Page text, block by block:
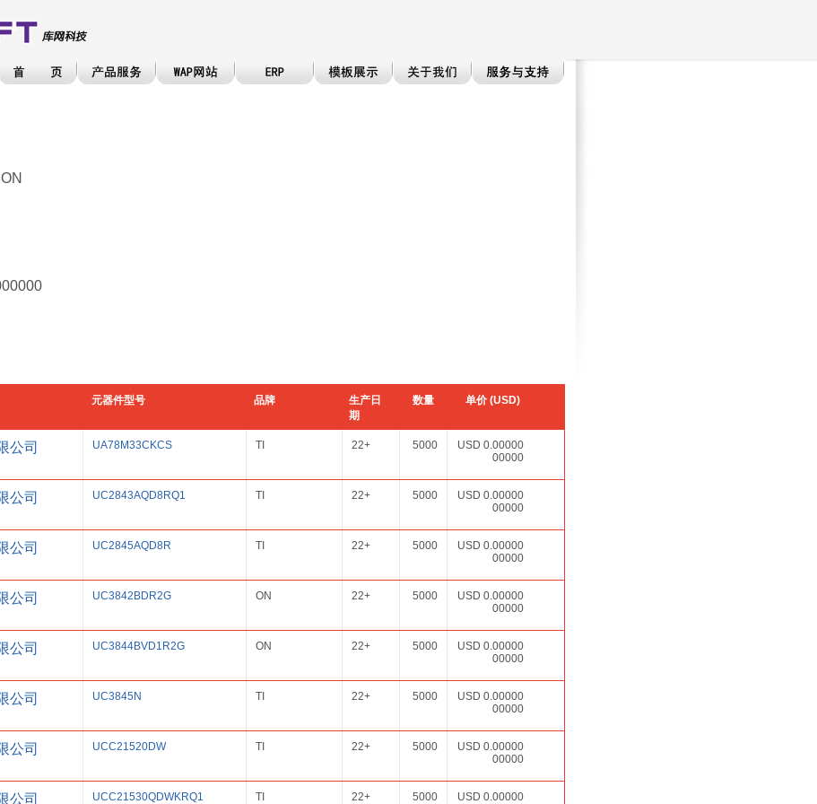
元器件型号 品牌
生产日
期
数量 单价 (USD)
公司 UA78M33CKCS TI 22+ 5000 USD 0.00000
00000
公司 UC2843AQD8RQ1 TI 22+ 5000 USD 0.00000
00000
公司 UC2845AQD8R TI 22+ 5000 USD 0.00000
00000
公司 UC3842BDR2G ON 22+ 5000 USD 0.00000
00000
公司 UC3844BVD1R2G ON 22+ 5000 USD 0.00000
00000
公司 UC3845N TI 22+ 5000 USD 0.00000
00000
公司 UCC21520DW TI 22+ 5000 USD 0.00000
00000
公司 UCC21530QDWKRQ1 TI 22+ 5000 USD 0.00000